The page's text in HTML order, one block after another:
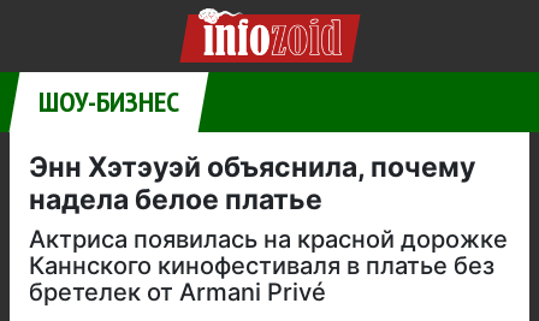
ШОУ-БИЗНЕС
Энн Хэтэуэй объяснила, почему
надела белое платье
Актриса появилась на красной дорожке
Каннского кинофестиваля в платье без
бретелек от Armani Privé